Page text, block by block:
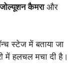
कैमराऔर
स्टेज में बताया जा
में हलचल मचा दी है।